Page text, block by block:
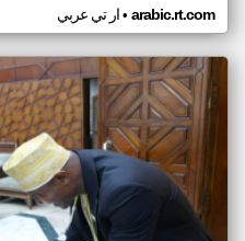
ار تي عربي• arabic.rt.com